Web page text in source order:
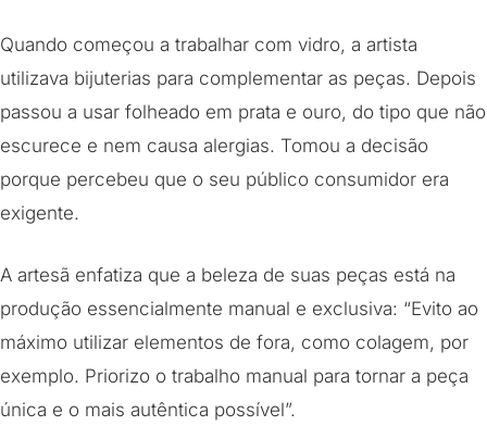
Quando começou a trabalhar com vidro, a artista
utilizava bijuterias para complementar as peças. Depois
passou a usar folheado em prata e ouro, do tipo que não
escurece e nem causa alergias. Tomou a decisão
porque percebeu que o seu público consumidor era
exigente.
A artesã enfatiza que a beleza de suas peças está na
produção essencialmente manual e exclusiva: “Evito ao
máximo utilizar elementos de fora, como colagem, por
exemplo. Priorizo o trabalho manual para tornar a peça
única e o mais autêntica possível”.